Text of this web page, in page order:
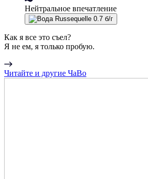
Нейтральное впечатление
Как я все это съел?
Я не ем, я только пробую.
Читайте и другие ЧаВо